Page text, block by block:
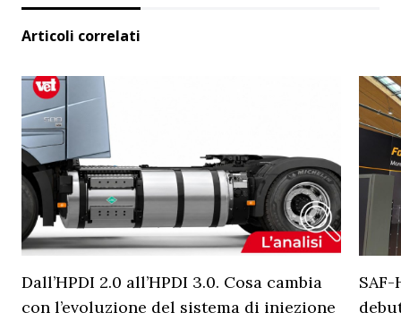
Articoli correlati
Dall’HPDI 2.0 all’HPDI 3.0. Cosa cambia
con l’evoluzione del sistema di iniezione